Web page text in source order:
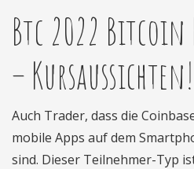
Btc 2022 Bitcoin
– Kursaussichten!.
Auch Trader, dass die
mobile Apps auf dem
sind. Dieser Teilnehmer-Typ